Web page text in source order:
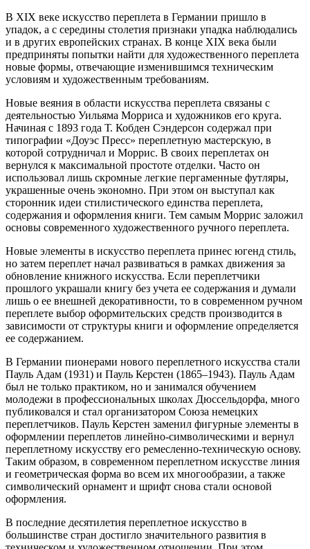
В XIX веке искусство переплета в Германии пришло в
упадок, а с середины столетия признаки упадка наблюдались
и в других европейских странах. В конце XIX века были
предприняты попытки найти для художественного переплета
новые формы, отвечающие изменившимся техническим
условиям и художественным требованиям.
Новые веяния в области искусства переплета связаны с
деятельностью Уильяма Морриса и художников его круга.
Начиная с 1893 года Т. Кобден Сэндерсон содержал при
типографии «Доуэс Пресс» переплетную мастерскую, в
которой сотрудничал и Моррис. В своих переплетах он
вернулся к максимальной простоте отделки. Часто он
использовал лишь скромные легкие пергаменные футляры,
украшенные очень экономно. При этом он выступал как
сторонник идеи стилистического единства переплета,
содержания и оформления книги. Тем самым Моррис заложил
основы современного художественного ручного переплета.
Новые элементы в искусство переплета принес югенд стиль,
но затем переплет начал развиваться в рамках движения за
обновление книжного искусства. Если переплетчики
прошлого украшали книгу без учета ее содержания и думали
лишь о ее внешней декоративности, то в современном ручном
переплете выбор оформительских средств производится в
зависимости от структуры книги и оформление определяется
ее содержанием.
В Германии пионерами нового переплетного искусства стали
Пауль Адам (1931) и Пауль Керстен (1865–1943). Пауль Адам
был не только практиком, но и занимался обучением
молодежи в профессиональных школах Дюссельдорфа, много
публиковался и стал организатором Союза немецких
переплетчиков. Пауль Керстен заменил фигурные элементы в
оформлении переплетов линейно-символическими и вернул
переплетному искусству его ремесленно-техническую основу.
Таким образом, в современном переплетном искусстве линия
и геометрическая форма во всем их многообразии, а также
символический орнамент и шрифт снова стали основой
оформления.
В последние десятилетия переплетное искусство в
большинстве стран достигло значительного развития в